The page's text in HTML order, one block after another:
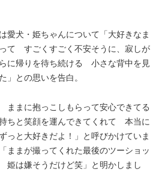
愛犬・姫ちゃんについて「大好きなま
て すごくすごく不安そうに、寂しが
に帰りを待ち続ける 小さな背中を見
」との思いを告白。
まに抱っこしもらって安心できてる
ちと笑顔を運んできてくれて 本当に
と大好きだよ！」と呼びかけていま
ままが撮ってくれた最後のツーショッ
姫は嫌そうだけど笑」と明かしまし